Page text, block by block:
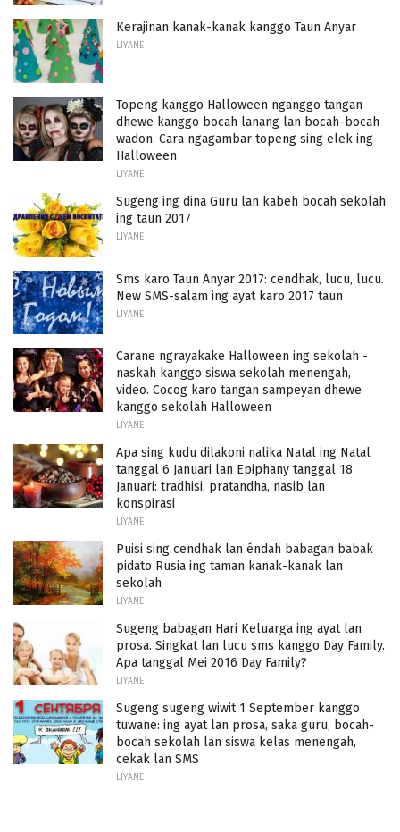
Kerajinan kanak-kanak kanggo Taun Anyar
LIYANE
Topeng kanggo Halloween nganggo tangan
dhewe kanggo bocah lanang lan bocah-bocah
wadon. Cara ngagambar topeng sing elek ing
Halloween
LIYANE
Sugeng ing dina Guru lan kabeh bocah sekolah
ing taun 2017
LIYANE
Sms karo Taun Anyar 2017: cendhak, lucu, lucu.
New SMS-salam ing ayat karo 2017 taun
LIYANE
Carane ngrayakake Halloween ing sekolah -
naskah kanggo siswa sekolah menengah,
video. Cocog karo tangan sampeyan dhewe
kanggo sekolah Halloween
LIYANE
Apa sing kudu dilakoni nalika Natal ing Natal
tanggal 6 Januari lan Epiphany tanggal 18
Januari: tradhisi, pratandha, nasib lan
konspirasi
LIYANE
Puisi sing cendhak lan éndah babagan babak
pidato Rusia ing taman kanak-kanak lan
sekolah
LIYANE
Sugeng babagan Hari Keluarga ing ayat lan
prosa. Singkat lan lucu sms kanggo Day Family.
Apa tanggal Mei 2016 Day Family?
LIYANE
Sugeng sugeng wiwit 1 September kanggo
tuwane: ing ayat lan prosa, saka guru, bocah-
bocah sekolah lan siswa kelas menengah,
cekak lan SMS
LIYANE